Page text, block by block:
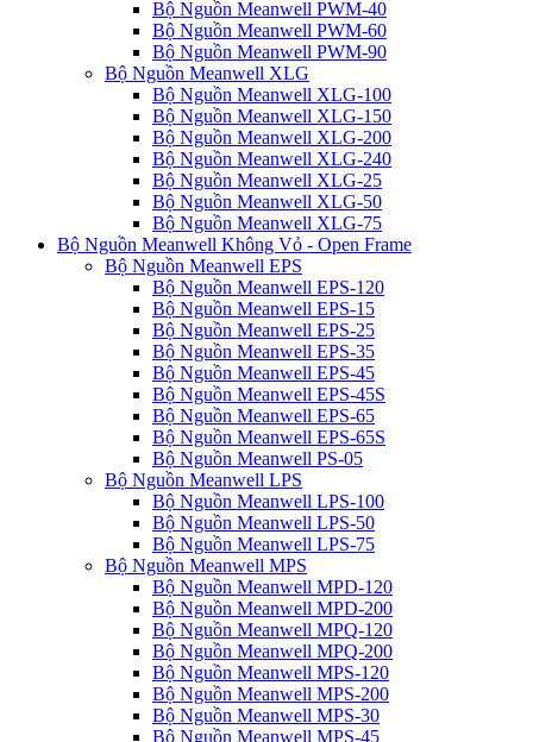
Bộ Nguồn Meanwell PWM-40
Bộ Nguồn Meanwell PWM-60
Bộ Nguồn Meanwell PWM-90
Bộ Nguồn Meanwell XLG
Bộ Nguồn Meanwell XLG-100
Bộ Nguồn Meanwell XLG-150
Bộ Nguồn Meanwell XLG-200
Bộ Nguồn Meanwell XLG-240
Bộ Nguồn Meanwell XLG-25
Bộ Nguồn Meanwell XLG-50
Bộ Nguồn Meanwell XLG-75
Bộ Nguồn Meanwell Không Vỏ - Open Frame
Bộ Nguồn Meanwell EPS
Bộ Nguồn Meanwell EPS-120
Bộ Nguồn Meanwell EPS-15
Bộ Nguồn Meanwell EPS-25
Bộ Nguồn Meanwell EPS-35
Bộ Nguồn Meanwell EPS-45
Bộ Nguồn Meanwell EPS-45S
Bộ Nguồn Meanwell EPS-65
Bộ Nguồn Meanwell EPS-65S
Bộ Nguồn Meanwell PS-05
Bộ Nguồn Meanwell LPS
Bộ Nguồn Meanwell LPS-100
Bộ Nguồn Meanwell LPS-50
Bộ Nguồn Meanwell LPS-75
Bộ Nguồn Meanwell MPS
Bộ Nguồn Meanwell MPD-120
Bộ Nguồn Meanwell MPD-200
Bộ Nguồn Meanwell MPQ-120
Bộ Nguồn Meanwell MPQ-200
Bộ Nguồn Meanwell MPS-120
Bộ Nguồn Meanwell MPS-200
Bộ Nguồn Meanwell MPS-30
Bộ Nguồn Meanwell MPS-45